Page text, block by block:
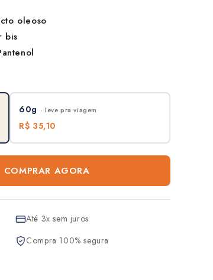
oleoso
bis
60g · leve pra viagem
R$ 35,10
COMPRAR AGORA
Até 3x sem juros
Compra 100% segura